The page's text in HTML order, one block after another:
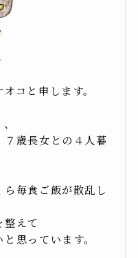
コと申します。
歳長女との４人暮
毎食ご飯が散乱し
整えて
思っています。